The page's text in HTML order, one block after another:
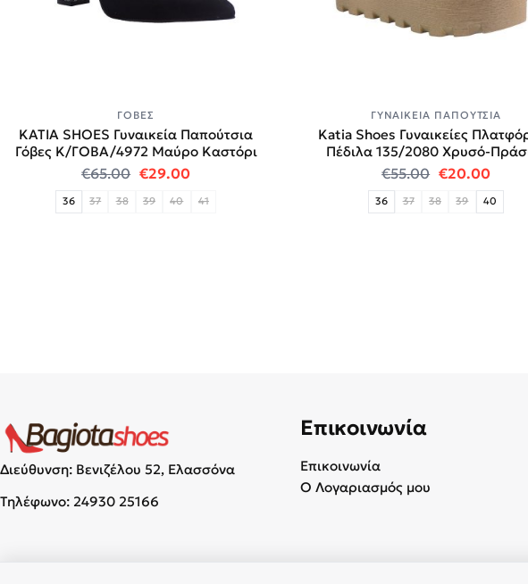
ΓΌΒΕΣ
KATIA SHOES Γυναικεία Παπούτσια
Γόβες Κ/ΓΟΒΑ/4972 Μαύρο Καστόρι
€65.00 Original price was: €65.00.
€29.00Η τρέχουσα τιμή είναι: €29.00.
36 37 38 39 40 41
ΓΥΝΑΙΚΕΊΑ ΠΑΠΟΎΤΣΙΑ
Katia Shoes Γυναικείες
Πέδιλα 135/2080 Χρυσό-
€55.00 Original
€20.00Η
36 37 38 39 40
Διεύθυνση: Βενιζέλου 52, Ελασσόνα
Τηλέφωνο: 24930 25166
Επικοινωνία
Επικοινωνία
Ο Λογαριασμός μου